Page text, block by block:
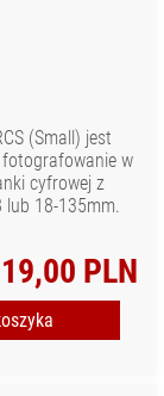
(Small) jest
w
cyfrowej z
lub 18-135mm.
PLN